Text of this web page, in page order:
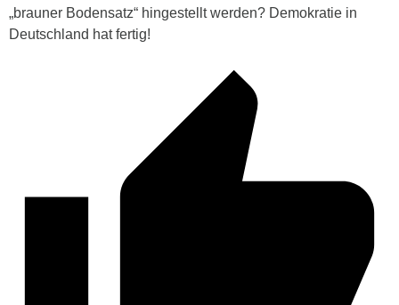
„brauner Bodensatz“ hingestellt werden? Demokratie in
Deutschland hat fertig!